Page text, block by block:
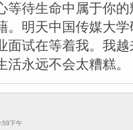
等待生命中属于你的
。明天中国传媒大
试在等着我。我越
活永远不会太糟糕。
下午